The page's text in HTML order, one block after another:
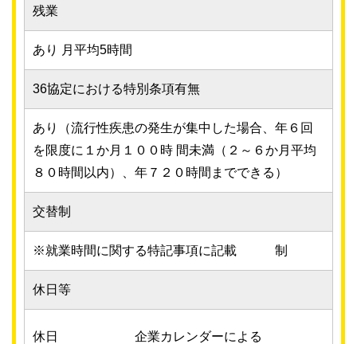
残業
あり 月平均5時間
36協定における特別条項有無
あり（流行性疾患の発生が集中した場合、年６回
を限度に１か月１００時 間未満（２～６か月平均
８０時間以内）、年７２０時間までできる）
交替制
※就業時間に関する特記事項に記載 制
休日等
休日 企業カレンダーによる